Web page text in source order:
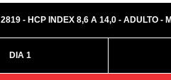
2819 - HCP INDEX 8,6 A 14,0 - ADULTO -
DIA 1